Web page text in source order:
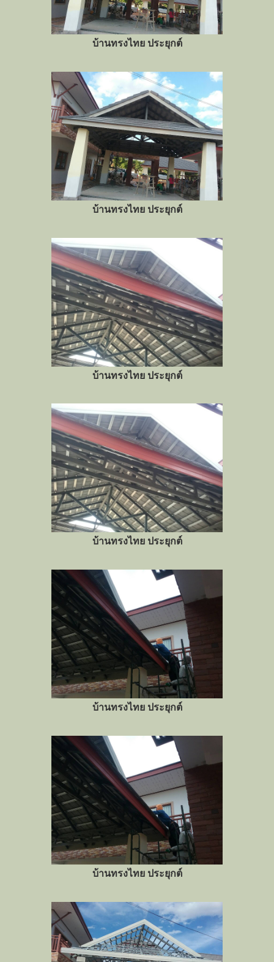
บ้านทรงไทย ประยุกต์
บ้านทรงไทย ประยุกต์
บ้านทรงไทย ประยุกต์
บ้านทรงไทย ประยุกต์
บ้านทรงไทย ประยุกต์
บ้านทรงไทย ประยุกต์